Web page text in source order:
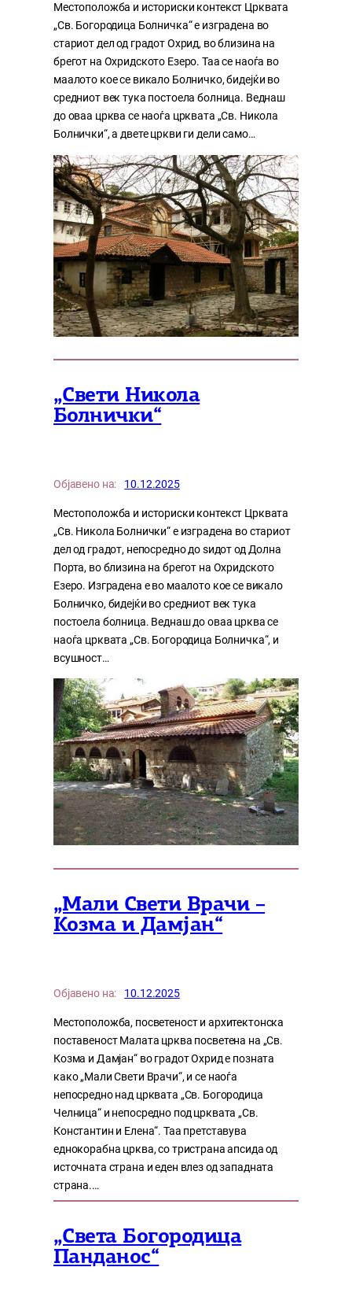
Местоположба и историски контекст Црквата
„Св. Богородица Болничка“ е изградена во
стариот дел од градот Охрид, во близина на
брегот на Охридското Езеро. Таа се наоѓа во
маалото кое се викало Болничко, бидејќи во
средниот век тука постоела болница. Веднаш
до оваа црква се наоѓа црквата „Св. Никола
Болнички“, а двете цркви ги дели само…
„Свети Никола
Болнички“
Објавено на: 10.12.2025
Местоположба и историски контекст Црквата
„Св. Никола Болнички“ е изградена во стариот
дел од градот, непосредно до ѕидот од Долна
Порта, во близина на брегот на Охридското
Езеро. Изградена е во маалото кое се викало
Болничко, бидејќи во средниот век тука
постоела болница. Веднаш до оваа црква се
наоѓа црквата „Св. Богородица Болничка“, и
всушност…
„Мали Свети Врачи –
Козма и Дамјан“
Објавено на: 10.12.2025
Местоположба, посветеност и архитектонска
поставеност Малата црква посветена на „Св.
Козма и Дамјан“ во градот Охрид е позната
како „Мали Свети Врачи“, и се наоѓа
непосредно над црквата „Св. Богородица
Челница“ и непосредно под црквата „Св.
Константин и Елена“. Таа претставува
еднокорабна црква, со тристрана апсида од
источната страна и еден влез од западната
страна.…
„Света Богородица
Панданос“